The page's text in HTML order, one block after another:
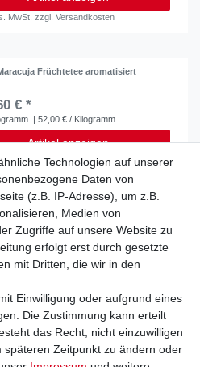
MwSt. zzgl.Versandkosten
Früchtetee aromatisiert
€ *
| 52,00 € / Kilogramm
Artikel anzeigen
MwSt.zzgl.Versandkosten
Apfeltee Früchteteemischung mit
C, eine fruchtige Erfrischung, heiß und
€ *
| 26,00 € / Kilogramm
MwSt.zzgl. Versandkosten
Technologien auf unserer
Daten von
(z.B. IP-Adresse), um z.B.
Medien von
Zugriffe auf unsere Website zu
erfolgt erst durch gesetzte
mit Dritten, die wir in den
Einwilligung oder aufgrund eines
Die Zustimmung kann erteilt
das Recht, nicht einzuwilligen
späteren Zeitpunkt zu ändern oder